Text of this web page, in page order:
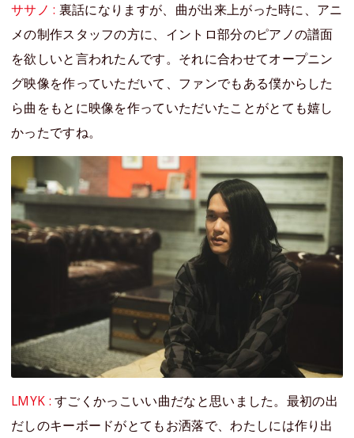
ササノ : 裏話になりますが、曲が出来上がった時に、アニ
メの制作スタッフの方に、イントロ部分のピアノの譜面
を欲しいと言われたんです。それに合わせてオープニン
グ映像を作っていただいて、ファンでもある僕からした
ら曲をもとに映像を作っていただいたことがとても嬉し
かったですね。
LMYK :すごくかっこいい曲だなと思いました。最初の出
だしのキーボードがとてもお洒落で、わたしには作り出